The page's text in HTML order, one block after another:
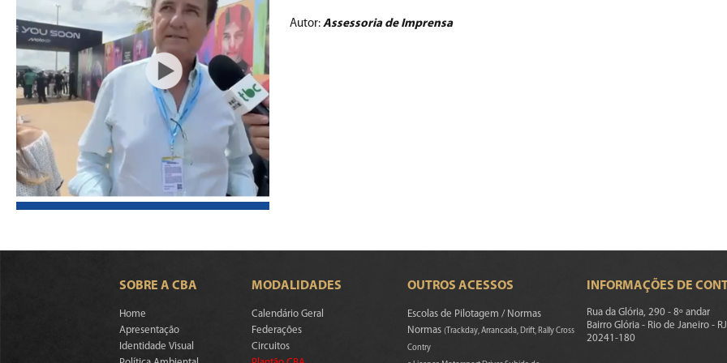
Autor: Assessoria de Imprensa
SOBRE A CBA
Home
Apresentação
Identidade Visual
MODALIDADES
Calendário Geral
Federações
Circuitos
OUTROS ACESSOS
Escolas de Pilotagem / Normas
Normas(Trackday, Arrancada, Drift, Rally Cross
Contry
INFORMAÇÕES DE
Rua da Glória, 290 - 8º andar
Bairro Glória - Rio de Janeiro - RJ
20241-180